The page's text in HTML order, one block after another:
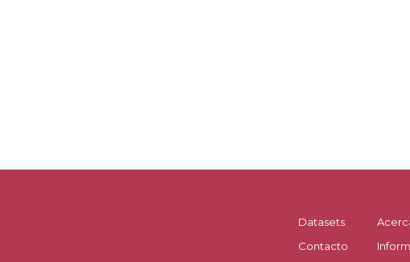
Datasets
Contacto